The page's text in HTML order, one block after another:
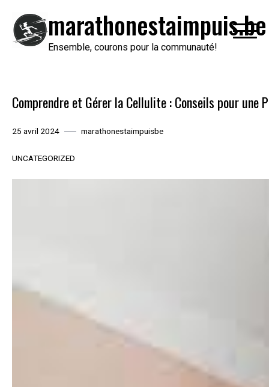
contenu
marathonestaimpuis.be
Ensemble, courons pour la communauté!
Comprendre et Gérer la Cellulite : Conseils pour une
25 avril 2024 marathonestaimpuisbe
UNCATEGORIZED